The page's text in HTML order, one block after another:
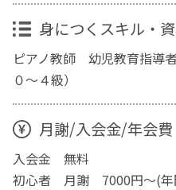
身につくスキル・
ピアノ教師 幼児教育指導
０〜４級）
月謝/入会金/年会費
入会金 無料
初心者 月謝 7000円～(